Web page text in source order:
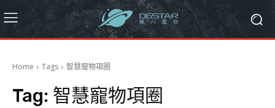
Home Tags 智慧寵物項圈
Tag: 智慧寵物項圈